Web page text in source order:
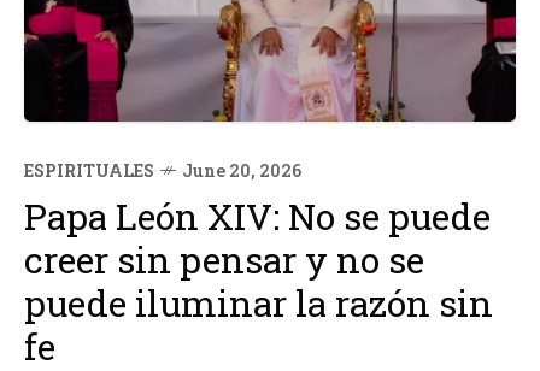
ESPIRITUALES June 20, 2026
Papa León XIV: No se puede
creer sin pensar y no se
puede iluminar la razón sin
fe